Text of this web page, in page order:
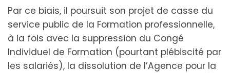
Par ce biais, il poursuit son projet de casse du
service public de la Formation professionnelle,
à la fois avec la suppression du Congé
Individuel de Formation (pourtant plébiscité par
les salariés), la dissolution de l’Agence pour la